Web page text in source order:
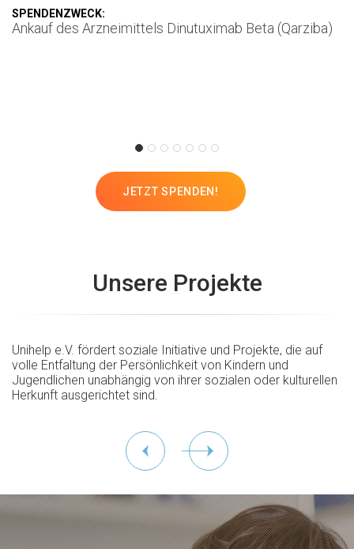
SPENDENZWECK:
Ankauf des Arzneimittels Dinutuximab Beta (Qarziba)
JETZT SPENDEN!
Unsere Projekte
Unihelp e.V. fördert soziale Initiative und Projekte, die auf
volle Entfaltung der Persönlichkeit von Kindern und
Jugendlichen unabhängig von ihrer sozialen oder kulturellen
Herkunft ausgerichtet sind.